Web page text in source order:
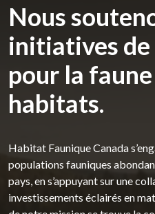
Nous
initiatives
pour la
habitats.
Habitat Faunique Canada
populations fauniques
pays, en s’appuyant sur une
investissements éclairés en